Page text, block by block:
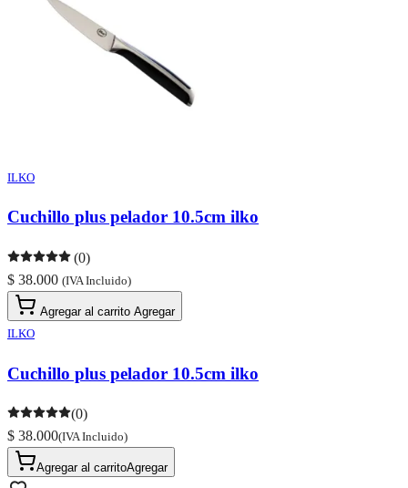
ILKO
Cuchillo plus pelador 10.5cm ilko
(0)
$ 38.000 (IVA Incluido)
Agregar al carrito Agregar
ILKO
Cuchillo plus pelador 10.5cm ilko
(0)
$ 38.000(IVA Incluido)
Agregar al carritoAgregar